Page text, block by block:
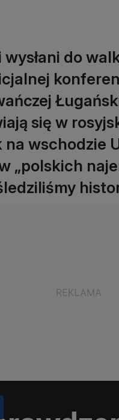
wysłani do
się w
wschodzie
„polskich